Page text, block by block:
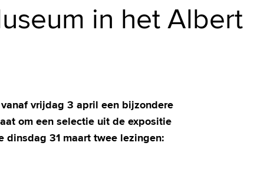
in het Albert
vrijdag 3 april een bijzondere
om een selectie uit de expositie
dinsdag 31 maart twee lezingen: